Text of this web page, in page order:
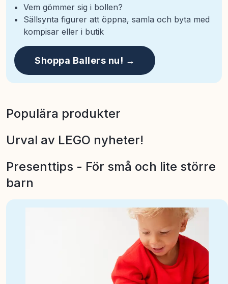
Vem gömmer sig i bollen?
Sällsynta figurer att öppna, samla och byta med
kompisar eller i butik
Shoppa Ballers nu! →
Populära produkter
Urval av LEGO nyheter!
Presenttips - För små och lite större
barn